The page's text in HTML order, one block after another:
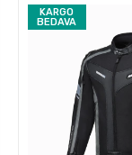
KARGO
BEDAVA